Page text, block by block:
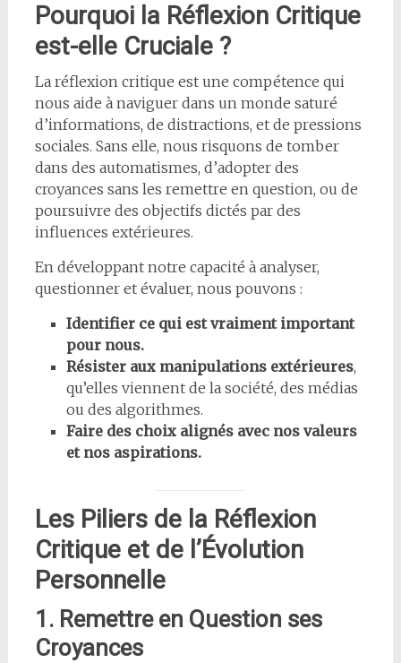
Pourquoi la Réflexion Critique
est-elle Cruciale ?
La réflexion critique est une compétence qui
nous aide à naviguer dans un monde saturé
d’informations, de distractions, et de pressions
sociales. Sans elle, nous risquons de tomber
dans des automatismes, d’adopter des
croyances sans les remettre en question, ou de
poursuivre des objectifs dictés par des
influences extérieures.
En développant notre capacité à analyser,
questionner et évaluer, nous pouvons :
Identifier ce qui est vraiment important
pour nous.
Résister aux manipulations extérieures,
qu’elles viennent de la société, des médias
ou des algorithmes.
Faire des choix alignés avec nos valeurs
et nos aspirations.
Les Piliers de la Réflexion
Critique et de l’Évolution
Personnelle
1. Remettre en Question ses
Croyances